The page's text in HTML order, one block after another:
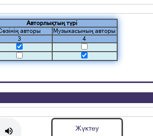
Авторлықтың түрі
авторы
Музыкасының авторы
3 4
Жүктеу